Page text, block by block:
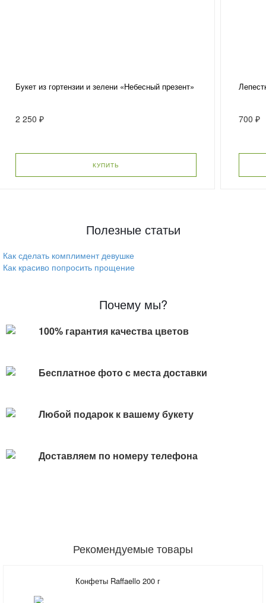
Букет из гортензии и зелени «Небесный презент»
2 250 ₽
КУПИТЬ
700 ₽
Полезные статьи
Как сделать комплимент девушке
Как красиво попросить прощение
Почему мы?
100% гарантия качества цветов
Бесплатное фото с места доставки
Любой подарок к вашему букету
Доставляем по номеру телефона
Рекомендуемые товары
Конфеты Raffaello 200 г